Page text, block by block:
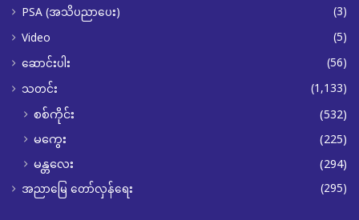
PSA (အသိပညာပေး)
(3)
Video
(5)
ဆောင်းပါး
(56)
သတင်း
(1,133)
စစ်ကိုင်း
(532)
မကွေး
(225)
မန္တလေး
(294)
အညာမြေ တော်လှန်ရေး (295)